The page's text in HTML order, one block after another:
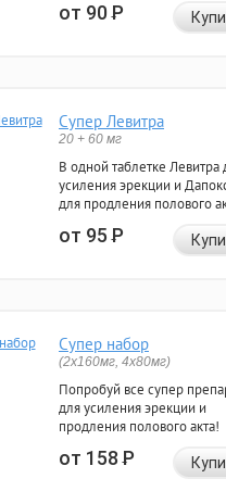
от 90Р
Супер Левитра
20 + 60 мг
В одной таблетке Левитра
усиления эрекции и
для продления полового
от 95Р
Супер набор
(2х160мг, 4х80мг)
Попробуй все супер
для усиления эрекции и
продления полового акта!
от 158Р